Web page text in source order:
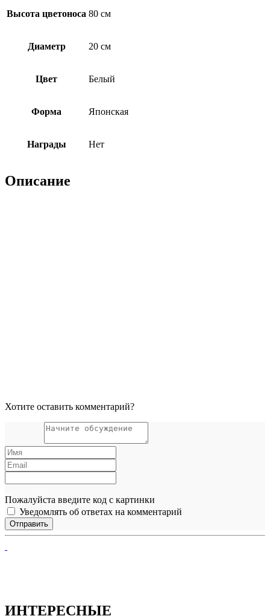
Высота цветоноса 80 см
Диаметр 20 см
Цвет Белый
Форма Японская
Награды Нет
Описание
Хотите оставить комментарий?
Пожалуйста введите код с картинки
Уведомлять об ответах на комментарий
ИНТЕРЕСНЫЕ